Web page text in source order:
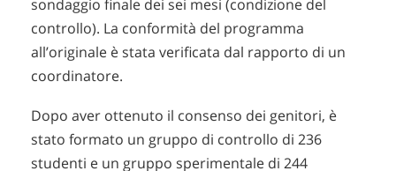
sondaggio finale dei sei mesi (condizione del
controllo). La conformità del programma
all’originale è stata verificata dal rapporto di un
coordinatore.
Dopo aver ottenuto il consenso dei genitori, è
stato formato un gruppo di controllo di 236
studenti e un gruppo sperimentale di 244